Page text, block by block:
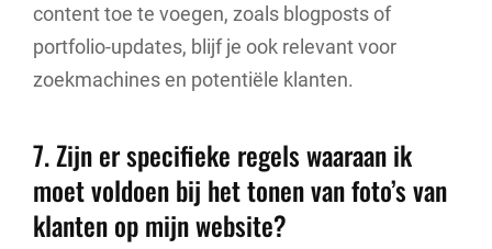
content toe te voegen, zoals blogposts of
portfolio-updates, blijf je ook relevant voor
zoekmachines en potentiële klanten.
7. Zijn er specifieke regels waaraan ik
moet voldoen bij het tonen van foto’s van
klanten op mijn website?